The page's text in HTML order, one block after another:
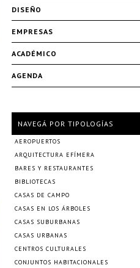
DISEÑO
EMPRESAS
ACADÉMICO
AGENDA
NAVEGÁ POR TIPOLOGÍAS
AEROPUERTOS
ARQUITECTURA EFÍMERA
BARES Y RESTAURANTES
BIBLIOTECAS
CASAS DE CAMPO
CASAS EN LOS ÁRBOLES
CASAS SUBURBANAS
CASAS URBANAS
CENTROS CULTURALES
CONJUNTOS HABITACIONALES